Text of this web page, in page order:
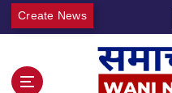
Create News